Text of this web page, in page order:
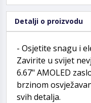
Detalji o proizvodu
- Osjetite snagu i
Zavirite u svijet
6.67" AMOLED
brzinom
svih detalja.